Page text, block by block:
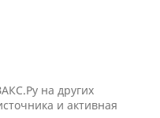
на других
и активная